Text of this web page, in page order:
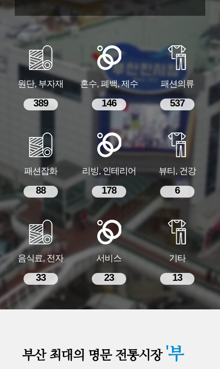
원단, 부자재
389
혼수, 폐백, 제수
146
패션의류
537
패션잡화
88
리빙, 인테리어
178
뷰티, 건강
6
음식료, 전자
33
서비스
23
기타
13
부산 최대의 명문 전통시장 '부